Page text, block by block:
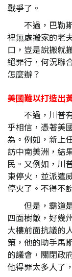
戰爭了。
不過，巴勒
裡無處搬家的老
口，豈是說搬就
絕罪行，何況聯
怎麼辦？
美國難以打造出
不過，川普
乎相信，憑著美
為。例如，新上
訪中南美洲，結
民。又例如，川
東停火，並派遣
停火了。不得不
但是，霸道
四面樹敵，好幾
大樓前面抗議的
策，他的助手馬
的議會，關閉政
他得罪太多人了